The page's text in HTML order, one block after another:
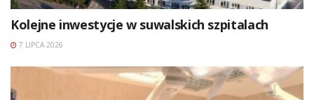
Kolejne inwestycje w suwalskich szpitalach
7 LIPCA 2026